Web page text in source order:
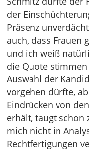
der
Präsenz
auch, dass Frauen
und ich weiß
die Quote
Auswahl der
vorgehen dürfte,
Eindrücken von
erhält, taugt schon
mich nicht in
Rechtfertigungen